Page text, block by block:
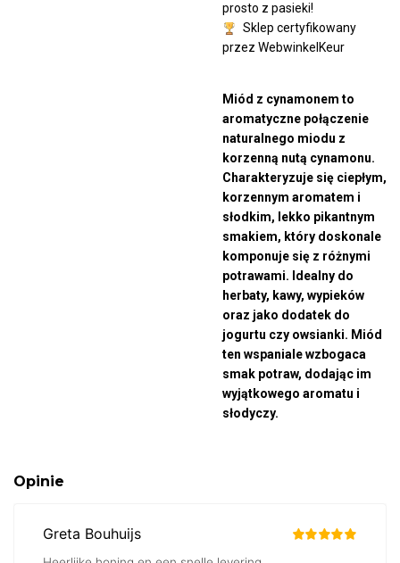
prosto z pasieki!
Sklep certyfikowany
przez WebwinkelKeur
Miód z cynamonem to
aromatyczne połączenie
naturalnego miodu z
korzenną nutą cynamonu.
Charakteryzuje się ciepłym,
korzennym aromatem i
słodkim, lekko pikantnym
smakiem, który doskonale
komponuje się z różnymi
potrawami. Idealny do
herbaty, kawy, wypieków
oraz jako dodatek do
jogurtu czy owsianki. Miód
ten wspaniale wzbogaca
smak potraw, dodając im
wyjątkowego aromatu i
słodyczy.
Opinie